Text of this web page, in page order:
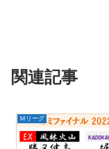
関連記事
Ｍリーグ